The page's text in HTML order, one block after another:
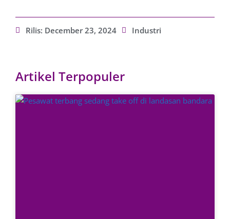
Rilis: December 23, 2024 Industri
Artikel Terpopuler